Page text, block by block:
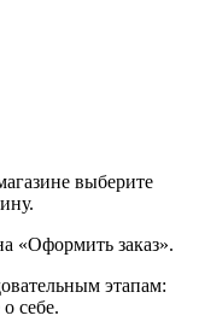
выберите
«Оформить заказ».
этапам:
себе.